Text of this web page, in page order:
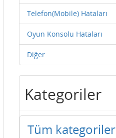
Telefon(Mobile) Hataları
Oyun Konsolu Hataları
Diğer
Kategoriler
Tüm kategoriler